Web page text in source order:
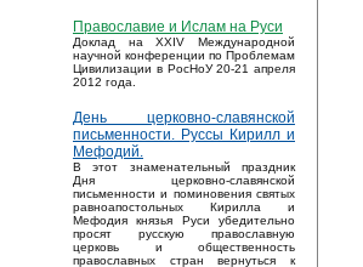
Православие и Ислам на Руси
Доклад на XXIV Международной
научной конференции по Проблемам
Цивилизации в РосНоУ 20-21 апреля
2012 года.
День церковно-славянской
письменности. Руссы Кирилл и
Мефодий.
В этот знаменательный праздник
Дня церковно-славянской
письменности и поминовения святых
равноапостольных Кирилла и
Мефодия князья Руси убедительно
просят русскую православную
церковь и общественность
православных стран вернуться к